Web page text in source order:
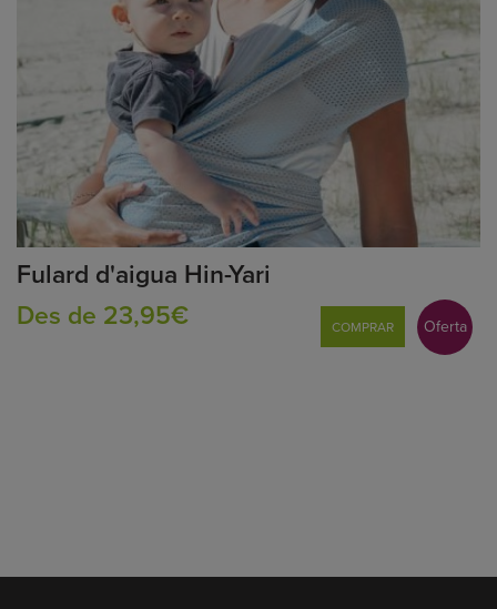
Fulard d'aigua Hin-Yari
Des de 23,95€
COMPRAR Oferta